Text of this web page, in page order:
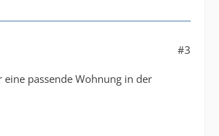
#3
passende Wohnung in der